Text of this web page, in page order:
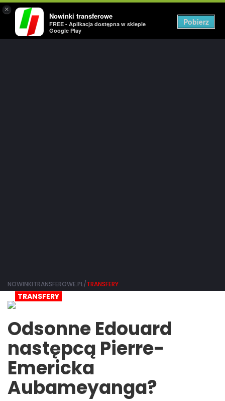
×
Nowinki transferowe
FREE - Aplikacja dostępna w sklepie
Google Play
Pobierz
NOWINKITRANSFEROWE.PL/TRANSFERY
TRANSFERY
Odsonne Edouard
następcą Pierre-
Emericka
Aubameyanga?